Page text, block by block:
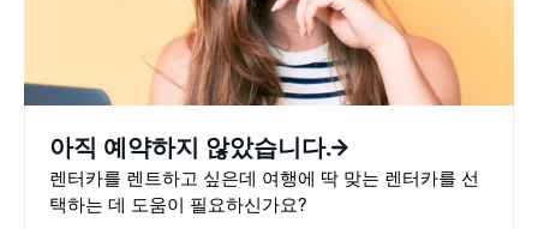
아직 예약하지 않았습니다.
렌터카를 렌트하고 싶은데 여행에 딱 맞는 렌터카를 선
택하는 데 도움이 필요하신가요?